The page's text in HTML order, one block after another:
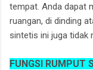
tempat. Anda dapat
ruangan, di dinding
sintetis ini juga tidak
FUNGSI RUMPUT